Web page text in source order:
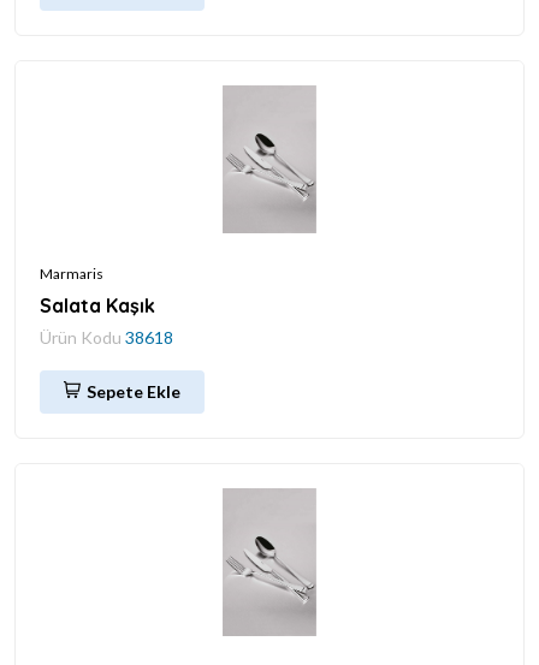
Marmaris
Salata Kaşık
Ürün Kodu 38618
Sepete Ekle